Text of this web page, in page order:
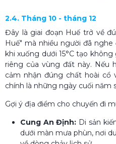
2.4. Tháng 10 - tháng 12
Đây là giai đoạn Huế trở về
Huế" mà nhiều người đã
khi xuống dưới 15°C tạo
riêng của vùng đất này. Nếu
cảm nhận đúng chất hoài cổ
chính là những ngày cuối năm
Gợi ý địa điểm cho chuyến đi
Cung An Định: Di sản
dưới màn mưa phùn, nơi